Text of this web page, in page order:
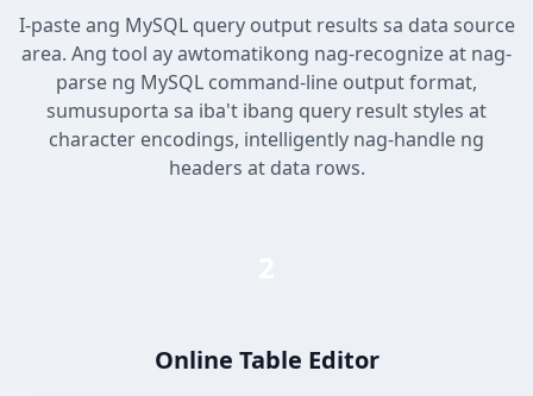
I-paste ang MySQL query output results sa data source
area. Ang tool ay awtomatikong nag-recognize at nag-
parse ng MySQL command-line output format,
sumusuporta sa iba't ibang query result styles at
character encodings, intelligently nag-handle ng
headers at data rows.
Online Table Editor